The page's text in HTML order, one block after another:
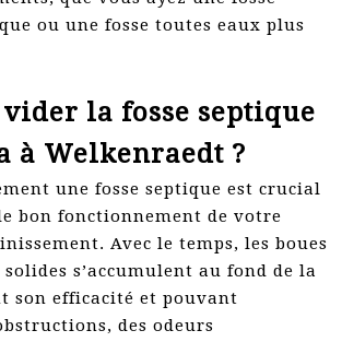
ou une fosse toutes eaux plus
la fosse septique
à Welkenraedt ?
une fosse septique est crucial
bon fonctionnement de votre
Avec le temps, les boues
s’accumulent au fond de la
son efficacité et pouvant
des odeurs